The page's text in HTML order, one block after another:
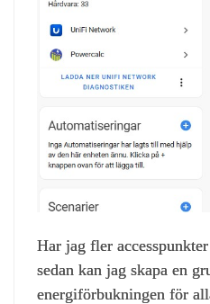
Har jag fler
sedan kan jag skapa en
energiförbukningen för